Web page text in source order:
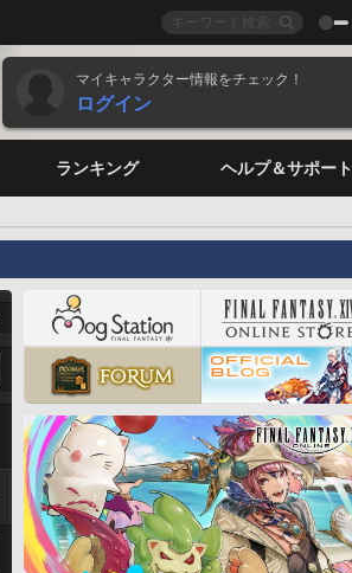
マイキャラクター情報をチェック！
ログイン
ランキング ヘルプ＆サポート